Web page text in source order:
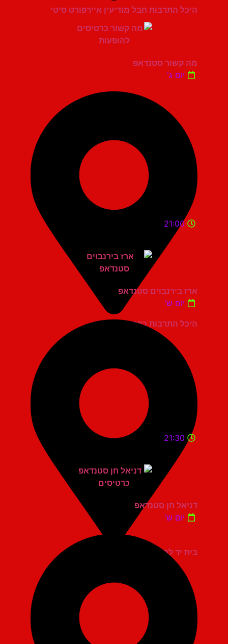
היכל התרבות חבל מודיעין איירפורט סיטי
מה קשור סטנדאפ
יום ג'
היכל התרבות כפר סבא
21:00
ארז בירנבוים סטנדאפ
יום ש'
בית יד לבנים אשדוד
21:30
דניאל חן סטנדאפ
יום ש'